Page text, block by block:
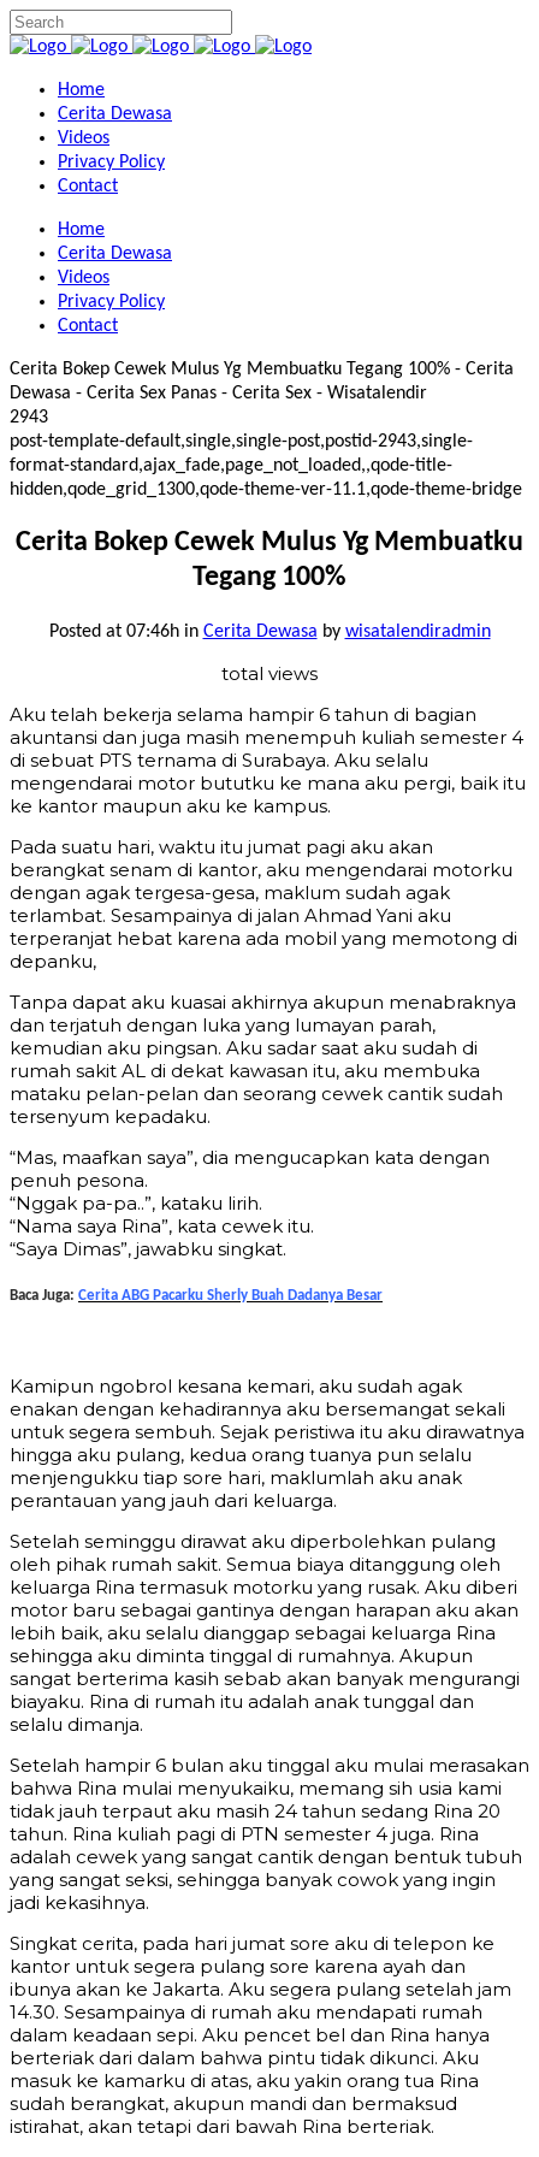
Home
Cerita Dewasa
Videos
Privacy Policy
Contact
Home
Cerita Dewasa
Videos
Privacy Policy
Contact
Cerita Bokep Cewek Mulus Yg Membuatku Tegang 100% - Cerita
Dewasa - Cerita Sex Panas - Cerita Sex - Wisatalendir
2943
post-template-default,single,single-post,postid-2943,single-
format-standard,ajax_fade,page_not_loaded,,qode-title-
hidden,qode_grid_1300,qode-theme-ver-11.1,qode-theme-bridge
Cerita Bokep Cewek Mulus Yg Membuatku
Tegang 100%
Posted at 07:46hin Cerita Dewasa by wisatalendiradmin
total views
Aku telah bekerja selama hampir 6 tahun di bagian
akuntansi dan juga masih menempuh kuliah semester 4
di sebuat PTS ternama di Surabaya. Aku selalu
mengendarai motor bututku ke mana aku pergi, baik itu
ke kantor maupun aku ke kampus.
Pada suatu hari, waktu itu jumat pagi aku akan
berangkat senam di kantor, aku mengendarai motorku
dengan agak tergesa-gesa, maklum sudah agak
terlambat. Sesampainya di jalan Ahmad Yani aku
terperanjat hebat karena ada mobil yang memotong di
depanku,
Tanpa dapat aku kuasai akhirnya akupun menabraknya
dan terjatuh dengan luka yang lumayan parah,
kemudian aku pingsan. Aku sadar saat aku sudah di
rumah sakit AL di dekat kawasan itu, aku membuka
mataku pelan-pelan dan seorang cewek cantik sudah
tersenyum kepadaku.
“Mas, maafkan saya”, dia mengucapkan kata dengan
penuh pesona.
“Nggak pa-pa..”, kataku lirih.
“Nama saya Rina”, kata cewek itu.
“Saya Dimas”, jawabku singkat.
Baca Juga: Cerita ABG Pacarku Sherly Buah Dadanya Besar
Kamipun ngobrol kesana kemari, aku sudah agak
enakan dengan kehadirannya aku bersemangat sekali
untuk segera sembuh. Sejak peristiwa itu aku dirawatnya
hingga aku pulang, kedua orang tuanya pun selalu
menjengukku tiap sore hari, maklumlah aku anak
perantauan yang jauh dari keluarga.
Setelah seminggu dirawat aku diperbolehkan pulang
oleh pihak rumah sakit. Semua biaya ditanggung oleh
keluarga Rina termasuk motorku yang rusak. Aku diberi
motor baru sebagai gantinya dengan harapan aku akan
lebih baik, aku selalu dianggap sebagai keluarga Rina
sehingga aku diminta tinggal di rumahnya. Akupun
sangat berterima kasih sebab akan banyak mengurangi
biayaku. Rina di rumah itu adalah anak tunggal dan
selalu dimanja.
Setelah hampir 6 bulan aku tinggal aku mulai merasakan
bahwa Rina mulai menyukaiku, memang sih usia kami
tidak jauh terpaut aku masih 24 tahun sedang Rina 20
tahun. Rina kuliah pagi di PTN semester 4 juga. Rina
adalah cewek yang sangat cantik dengan bentuk tubuh
yang sangat seksi, sehingga banyak cowok yang ingin
jadi kekasihnya.
Singkat cerita, pada hari jumat sore aku di telepon ke
kantor untuk segera pulang sore karena ayah dan
ibunya akan ke Jakarta. Aku segera pulang setelah jam
14.30. Sesampainya di rumah aku mendapati rumah
dalam keadaan sepi. Aku pencet bel dan Rina hanya
berteriak dari dalam bahwa pintu tidak dikunci. Aku
masuk ke kamarku di atas, aku yakin orang tua Rina
sudah berangkat, akupun mandi dan bermaksud
istirahat, akan tetapi dari bawah Rina berteriak.